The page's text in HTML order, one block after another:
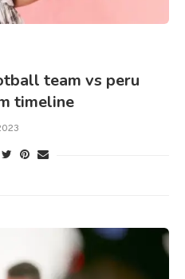
team vs peru
timeline